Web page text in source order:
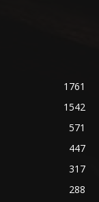
1761
1542
571
447
317
288